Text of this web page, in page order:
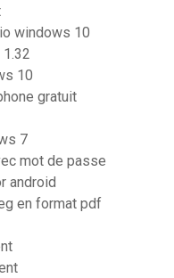
windows 10
10
gratuit
7
mot de passe
android
en format pdf